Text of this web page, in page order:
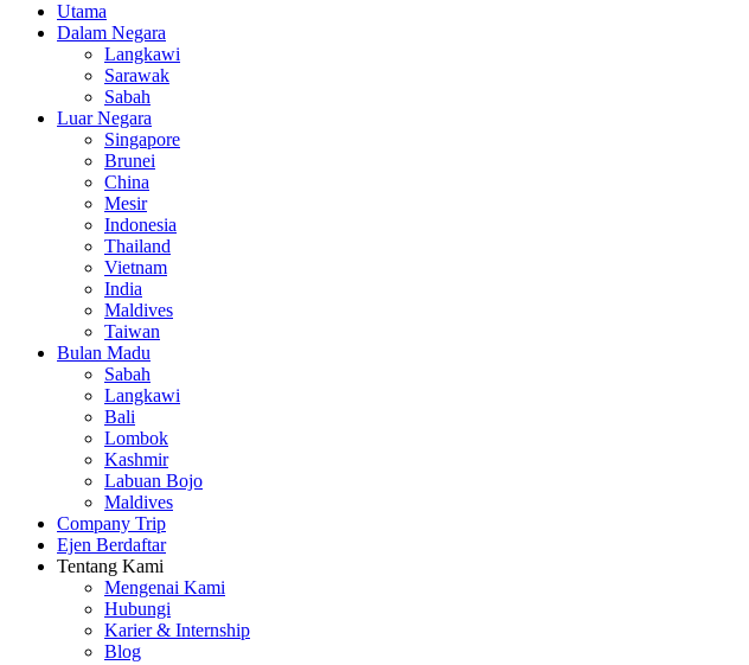
Utama
Dalam Negara
Langkawi
Sarawak
Sabah
Luar Negara
Singapore
Brunei
China
Mesir
Indonesia
Thailand
Vietnam
India
Maldives
Taiwan
Bulan Madu
Sabah
Langkawi
Bali
Lombok
Kashmir
Labuan Bojo
Maldives
Company Trip
Ejen Berdaftar
Tentang Kami
Mengenai Kami
Hubungi
Karier & Internship
Blog